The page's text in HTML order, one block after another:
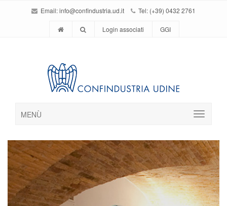
Email:info@confindustria.ud.it Tel: (+39) 0432 2761
Login associati GGI
MENÙ